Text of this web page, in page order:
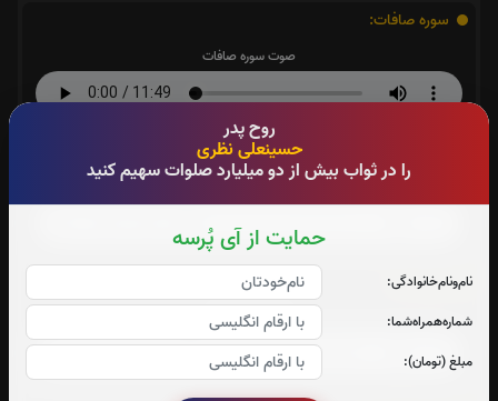
روح پدر
حسینعلی نظری
را در ثواب بیش از دو میلیارد صلوات سهیم کنید
حمایت از آی پُرسه
نام‌و‌نام‌خانوادگی:
شماره‌همراه‌شما:
مبلغ (تومان):
سوره صافات:
صوت سوره صافات
صوت سوره یاسین
سوره قدر:
صوت سوره قدر